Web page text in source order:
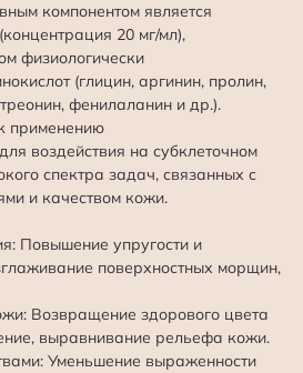
компонентом является
20 мг/мл),
физиологически
(глицин, аргинин, пролин,
фенилаланин и др.).
применению
воздействия на субклеточном
спектра задач, связанных с
и качеством кожи.
Повышение упругости и
поверхностных морщин,
Возвращение здорового цвета
выравнивание рельефа кожи.
Уменьшение выраженности